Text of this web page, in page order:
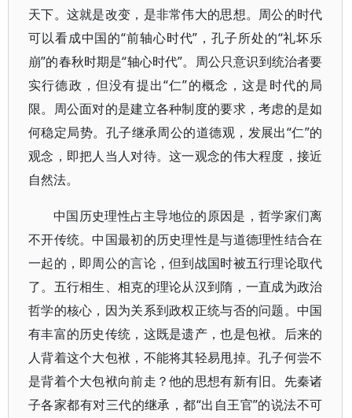
天下。这就是改变，是非常伟大的思想。周公的时代
可以看成中国的“前轴心时代”，孔子所处的“礼坏乐
崩”的春秋时期是“轴心时代”。周公只意识到统治者要
实行德政，但没有提出“仁”的概念，这是时代的局
限。周公面对的是建立各种制度的要求，考虑的是如
何稳定局势。孔子继承周公的道德观，发展出“仁”的
观念，即把人当人对待。这一观念的伟大程度，接近
自然法。
中国历史理性占主导地位的原因是，哲学家们离
不开传统。中国最初的历史理性是与道德理性结合在
一起的，即周公的言论，但到战国时被五行理论取代
了。五行相生、相克的理论从汉到隋，一直成为政治
哲学的核心，因为关系到政权正统与否的问题。中国
有丰富的历史传统，这既是遗产，也是包袱。后来的
人背着这个大包袱，不能将其轻易甩掉。孔子何尝不
是背着个大包袱向前走？他的思想有新有旧。先秦诸
子各家都有对三代的继承，都“出自王官”的说法不可